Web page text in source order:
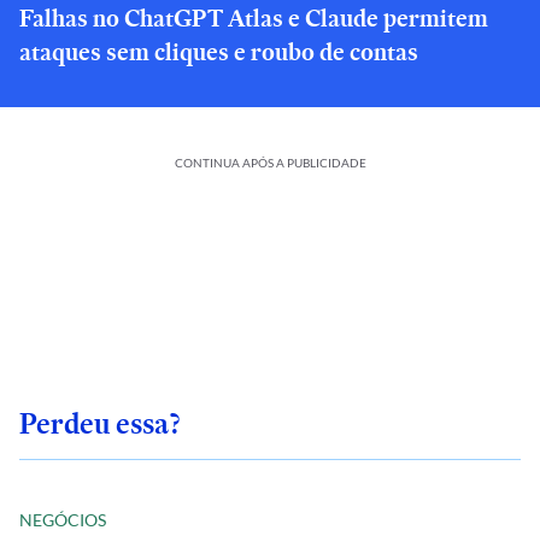
Falhas no ChatGPT Atlas e Claude permitem
ataques sem cliques e roubo de contas
CONTINUA APÓS A PUBLICIDADE
Perdeu essa?
NEGÓCIOS